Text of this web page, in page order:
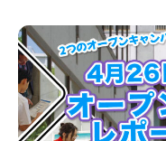
オープンキャンパス
進学相談会
オンライン個別相談会
個別見学